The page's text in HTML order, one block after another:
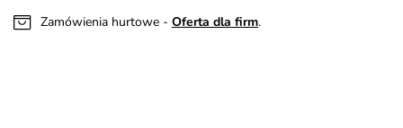
Zamówienia hurtowe - Oferta dla firm.